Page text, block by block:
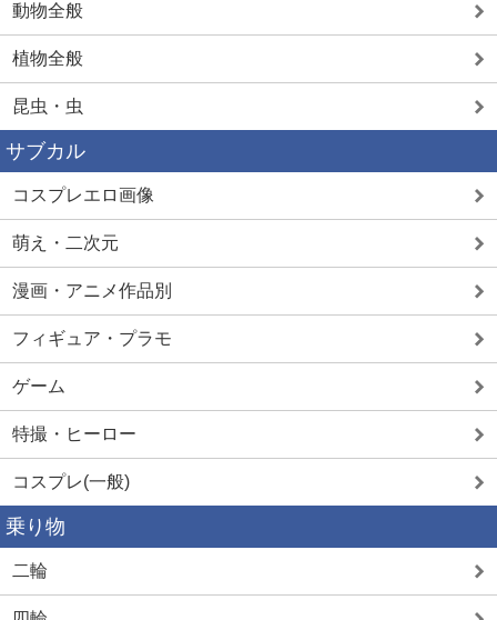
動物全般
植物全般
昆虫・虫
サブカル
コスプレエロ画像
萌え・二次元
漫画・アニメ作品別
フィギュア・プラモ
ゲーム
特撮・ヒーロー
コスプレ(一般)
乗り物
二輪